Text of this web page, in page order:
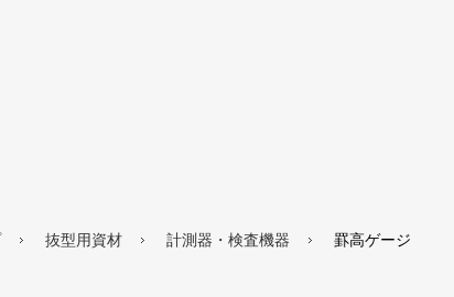
抜型用資材 計測器・検査機器 罫高ゲージ